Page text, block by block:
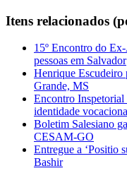
Itens relacionados
15º Encontro do
pessoas em Salvador
Henrique Escudeiro
Grande, MS
Encontro Inspetorial
identidade
Boletim Salesiano
CESAM-GO
Entregue a ‘Positio
Bashir